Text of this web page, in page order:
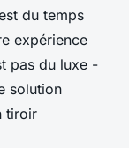
du temps
expérience
pas du luxe -
solution
tiroir